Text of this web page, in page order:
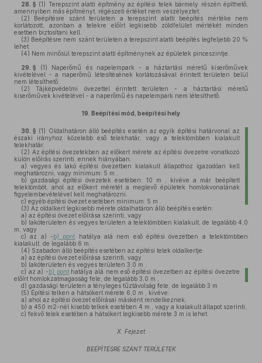
28. § (1) Terepszint alatti építmény az építési telek bármely részén építhető,
amennyiben más építményt, régészeti értéket nem veszélyeztet.
(2) Beépítésre szánt területen a terepszint alatti beépítés mértéke nem
korlátozott, azonban a telekre előírt legkisebb zöldfelület mértékét minden
esetben biztosítani kell.
(3) Beépítésre nem szánt területen a terepszint alatti beépítés legfeljebb 20 %
lehet.
(4) Nem minősül terepszint alatti építménynek az épületek pinceszintje.
29. § (1)
Naperőmű és napelempark - a háztartási méretű kiserőművek
kivételével - a naperőmű létesítésének korlátozásával érintett területen belül
nem létesíthető.
(2) Tájképvédelmi övezettel érintett területen - a háztartási méretű
kiserőművek kivételével - a naperőmű és napelempark nem létesíthető.
19. Beépítési mód, beépítési hely
30. § (1) Oldalhatáron álló beépítés esetén az egyik építési határvonal az
északi irányhoz közelebb eső telekhatár, vagy a telektömbben kialakult
telekhatár.
(2) Az építési övezetekben az előkert mérete az építési övezetre vonatkozó
külön előírás szerinti, ennek hiányában:
a) vegyes és lakó építési övezetben kialakult állapothoz igazodóan kell
meghatározni, vagy minimum: 5 m ,
b) gazdasági építési övezetek esetében: 10 m , kivéve a már beépített
telektömböt, ahol az előkert méretét a meglevő épületek homlokvonalának
figyelembevételével kell meghatározni.
c) egyéb építési övezet esetében minimum: 5 m .
(3) Az oldalkert legkisebb mérete oldalhatáron álló beépítés esetén:
a) az építési övezet előírása szerinti, vagy
b) lakóterületen és vegyes területen a telektömbben kialakult, de legalább 4,0
m, vagy
c) az a) -b) pont hatálya alá nem eső építési övezetben a telektömbben
kialakult, de legalább 6 m.
(4) Szabadon álló beépítés esetében az építési telek oldalkertje:
a) az építési övezet előírása szerinti, vagy
b) lakóterületen és vegyes területen 3,0 m ,
c) az a) -b) ponthatálya alá nem eső építési övezetben az építési övezetre
előírt homlokzatmagasság fele, de legalább 3,0 m ,
d) gazdasági területen a tényleges tűztávolság fele, de legalább 3 m
(5) Építési telken a hátsókert mérete 6,0 m , kivéve:
a) ahol az építési övezet előírásai másként rendelkeznek,
b) a 450 m2-nél kisebb telkek esetében 4 m , vagy a kialakult állapot szerinti,
c) fekvő telek esetében a hátsókert legkisebb mérete 3 m is lehet.
X. Fejezet
BEÉPÍTÉSRE SZÁNT TERÜLETEK